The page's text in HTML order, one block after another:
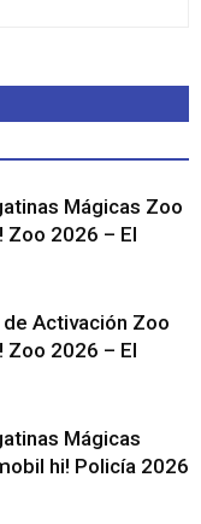
Mágicas Zoo
Zoo 2026 – El
Activación Zoo
Zoo 2026 – El
Mágicas
hi! Policía 2026